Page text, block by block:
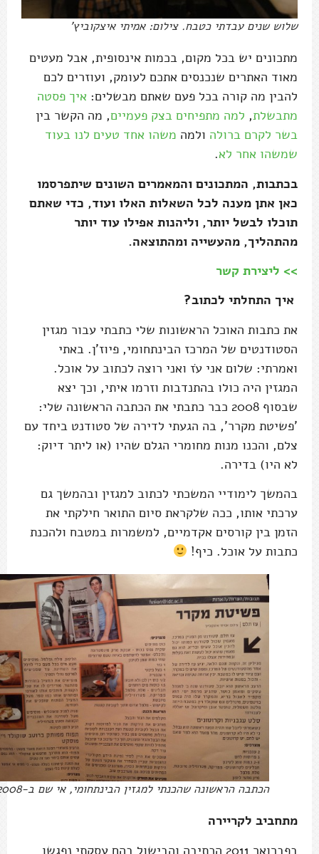
שלוש שנים עבדתי כטבח. צילום: אמיתי איצקוביץ'
מתכונים יש בכל מקום, בכמות אינסופית, אבל מעטים
מאוד האתרים שנכנסים אתכם לעומק, ועוזרים לכם
להבין מה קורה בכל פעם שאתם מבשלים:איך פסטה
מתבשלת,למה מתפיחים בצק פעמיים, מה הקשר בין
בשר לקרם ברולהולמהמשהו אחד טעים לנו בעוד
שמשהו אחר לא.
בכתבות, המתכונים והמאמרים השונים שיתפרסמו
כאן אתן מענה לכל השאלות האלו ועוד, כדי שאתם
תוכלו לבשל יותר, וליהנות אפילו עוד יותר
מהתהליך, מהעשייה ומהתוצאה.
>> ליצירת קשר
איך התחלתי לכתוב?
את כתבות האוכל הראשונות שלי כתבתי עבור מגזין
הסטודנטים של המרכז הבינתחומי, פיוז'ן. באתי
ואמרתי: שלום אני עֹז ואני רוצה לכתוב על אוכל.
המגזין היה כולו בהתנדבות וזרמו איתי, וכך יצא
שבסוף 2008 כבר כתבתי את הכתבה הראשונה שלי:
'פשיטת מקרר', בה הגעתי לדירה של סטודנט ביחד עם
צלם, והכנו מנות מחומרי הגלם שהיו (או ליתר דיוק:
לא היו) בדירה.
בהמשך לימודיי המשכתי לכתוב למגזין ובהמשך גם
ערכתי אותו, ככה שלקראת סיום התואר חילקתי את
הזמן בין קורסים אקדמיים, למשמרות במטבח ולהכנת
כתבות על אוכל. כיף!
הכתבה הראשונה שהכנתי למגזין הבינתחומי, אי שם ב-2008
מתחביב לקריירה
בפברואר 2011 הכתיבה והבישול בהם עסקתי נפגשו